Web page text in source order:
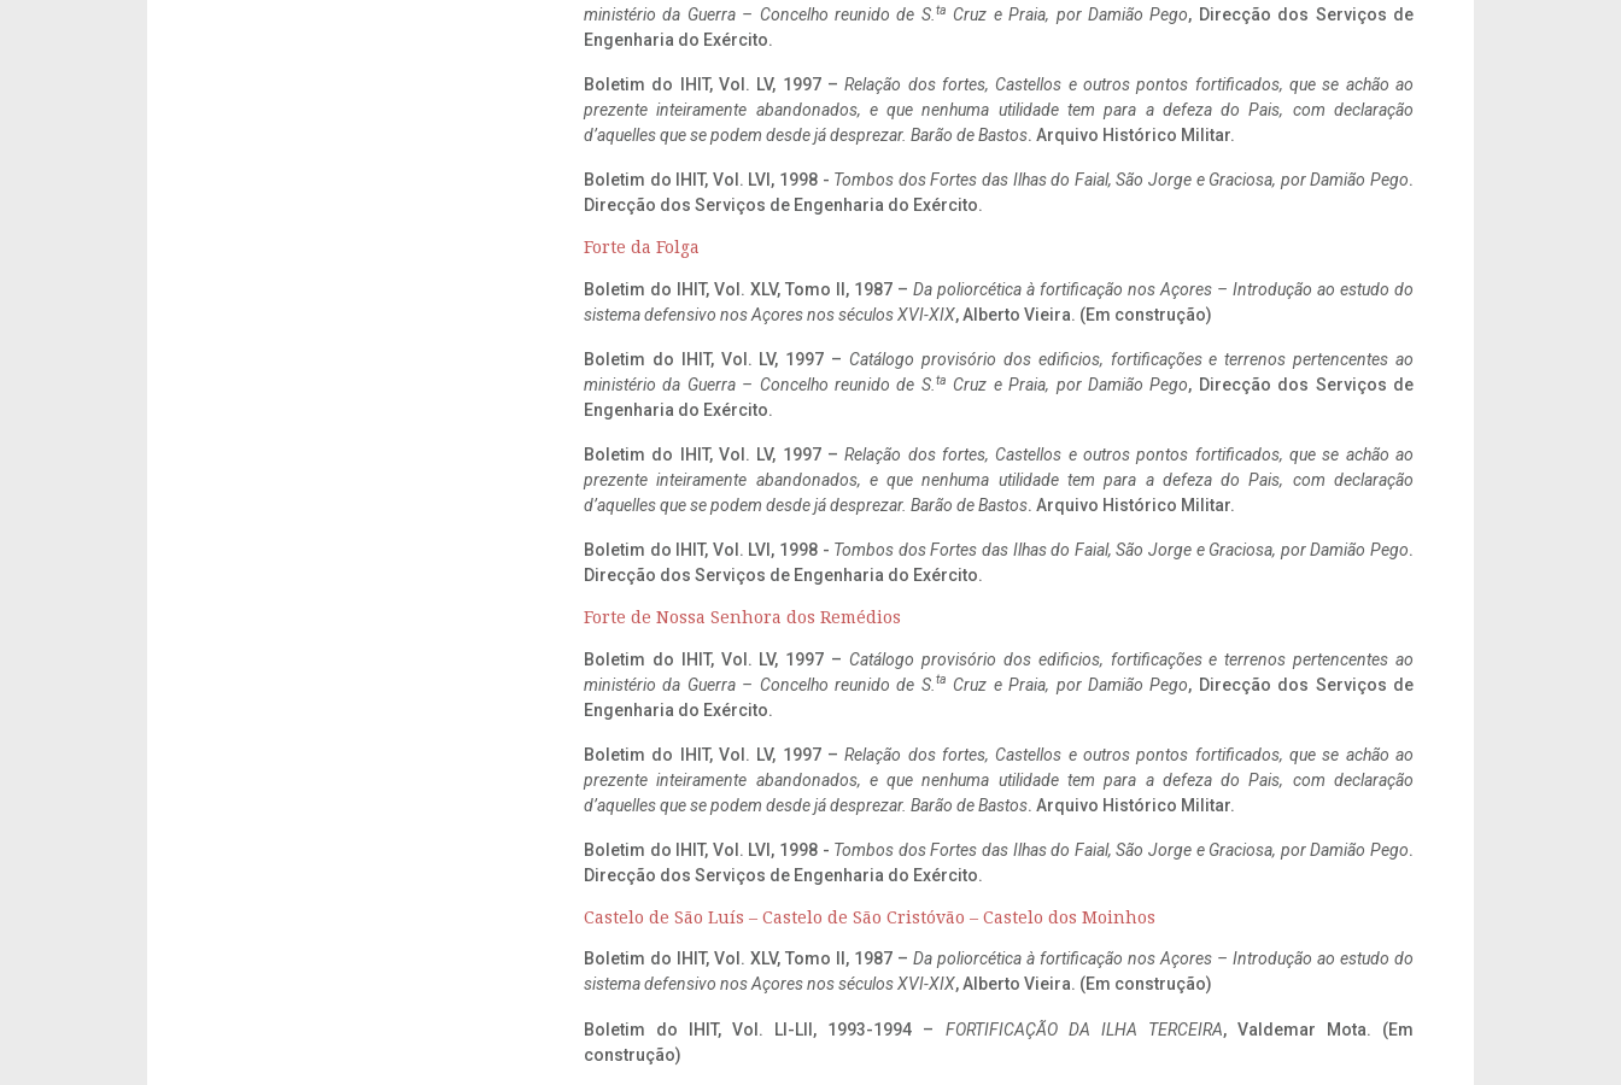
ministério da Guerra – Concelho reunido de S. ta Cruz e Praia, por Damião Pego, Direcção dos Serviços de
Engenharia do Exército.
Boletim do IHIT, Vol. LV, 1997 –Relação dos fortes, Castellos e outros pontos fortificados, que se achão ao
prezente inteiramente abandonados, e que nenhuma utilidade tem para a defeza do Pais, com declaração
d’aquelles que se podem desde já desprezar. Barão de Bastos. Arquivo Histórico Militar.
Boletim do IHIT, Vol. LVI, 1998 - Tombos dos Fortes das Ilhas do Faial, São Jorge e Graciosa, por Damião Pego.
Direcção dos Serviços de Engenharia do Exército.
Forte da Folga
Boletim do IHIT, Vol. XLV, Tomo II, 1987 – Da poliorcética à fortificação nos Açores – Introdução ao estudo do
sistema defensivo nos Açores nos séculos XVI-XIX, Alberto Vieira. (Em construção)
Boletim do IHIT, Vol. LV, 1997 – Catálogo provisório dos edificios, fortificações e terrenos pertencentes ao
ministério da Guerra – Concelho reunido de S. ta Cruz e Praia, por Damião Pego, Direcção dos Serviços de
Engenharia do Exército.
Boletim do IHIT, Vol. LV, 1997 –Relação dos fortes, Castellos e outros pontos fortificados, que se achão ao
prezente inteiramente abandonados, e que nenhuma utilidade tem para a defeza do Pais, com declaração
d’aquelles que se podem desde já desprezar. Barão de Bastos. Arquivo Histórico Militar.
Boletim do IHIT, Vol. LVI, 1998 - Tombos dos Fortes das Ilhas do Faial, São Jorge e Graciosa, por Damião Pego.
Direcção dos Serviços de Engenharia do Exército.
Forte de Nossa Senhora dos Remédios
Boletim do IHIT, Vol. LV, 1997 – Catálogo provisório dos edificios, fortificações e terrenos pertencentes ao
ministério da Guerra – Concelho reunido de S. ta Cruz e Praia, por Damião Pego, Direcção dos Serviços de
Engenharia do Exército.
Boletim do IHIT, Vol. LV, 1997 –Relação dos fortes, Castellos e outros pontos fortificados, que se achão ao
prezente inteiramente abandonados, e que nenhuma utilidade tem para a defeza do Pais, com declaração
d’aquelles que se podem desde já desprezar. Barão de Bastos. Arquivo Histórico Militar.
Boletim do IHIT, Vol. LVI, 1998 - Tombos dos Fortes das Ilhas do Faial, São Jorge e Graciosa, por Damião Pego.
Direcção dos Serviços de Engenharia do Exército.
Castelo de São Luís – Castelo de São Cristóvão – Castelo dos Moinhos
Boletim do IHIT, Vol. XLV, Tomo II, 1987 – Da poliorcética à fortificação nos Açores – Introdução ao estudo do
sistema defensivo nos Açores nos séculos XVI-XIX, Alberto Vieira. (Em construção)
Boletim do IHIT, Vol. LI-LII, 1993-1994 – FORTIFICAÇÃO DA ILHA TERCEIRA, Valdemar Mota. (Em
construção)